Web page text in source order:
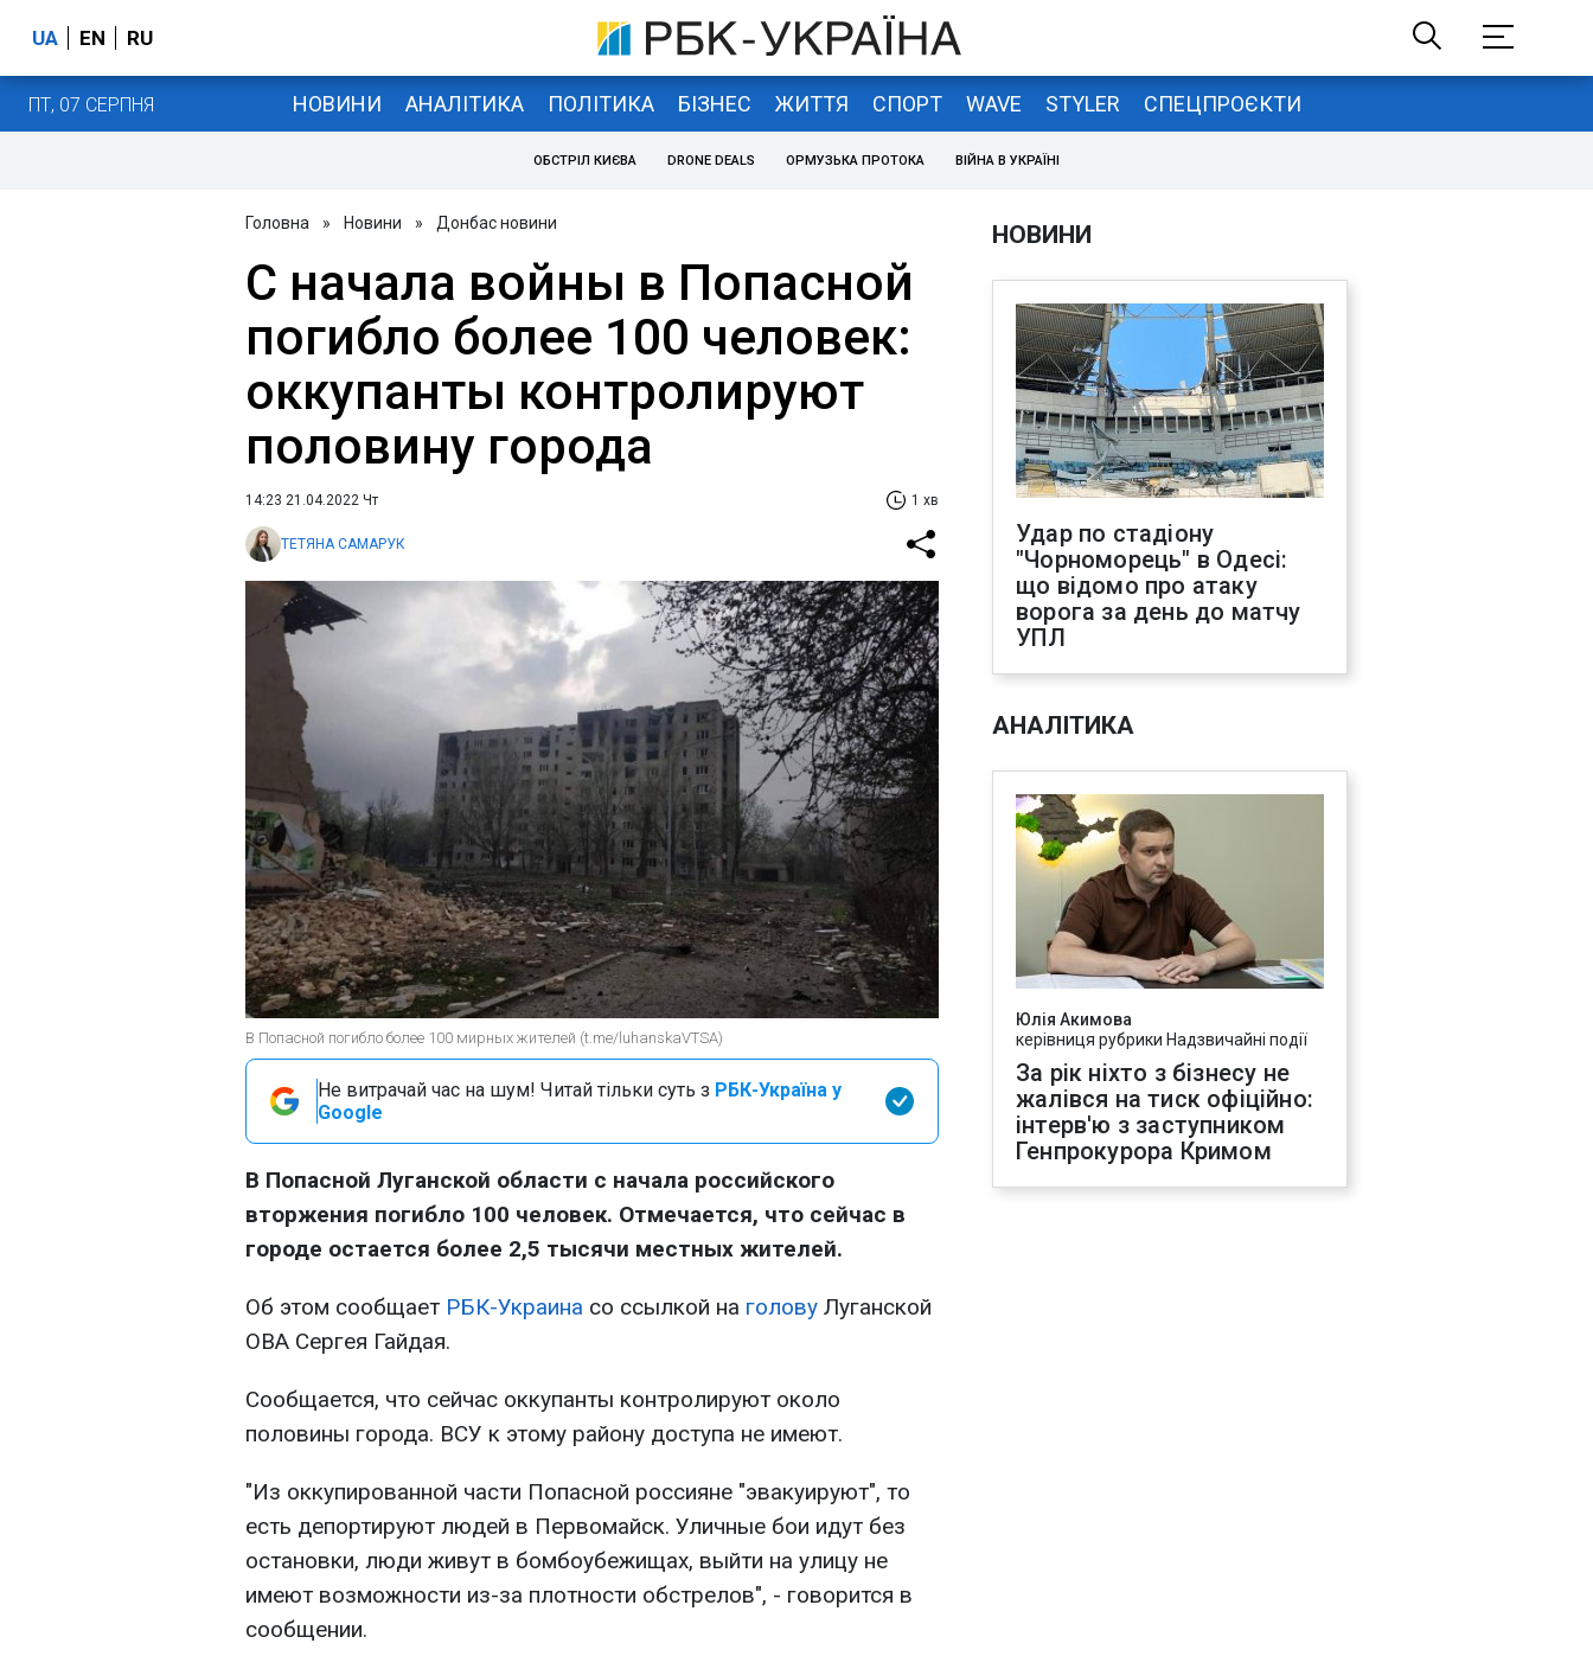
UA EN RU
ПТ, 07 СЕРПНЯ НОВИНИ АНАЛІТИКА ПОЛІТИКА БІЗНЕС ЖИТТЯ СПОРТ WAVE STYLER СПЕЦПРОЄКТИ
ОБСТРІЛ КИЄВА DRONE DEALS ОРМУЗЬКА ПРОТОКА ВІЙНА В УКРАЇНІ
Головна » Новини » Донбас новини
С начала войны в Попасной
погибло более 100 человек:
оккупанты контролируют
половину города
14:23 21.04.2022 Чт 1 хв
ТЕТЯНА САМАРУК
В Попасной погибло более 100 мирных жителей (t.me/luhanskaVTSA)
Не витрачай час на шум! Читай тільки суть з РБК-Україна у
Google
В Попасной Луганской области с начала российского
вторжения погибло 100 человек. Отмечается, что сейчас в
городе остается более 2,5 тысячи местных жителей.
Об этом сообщает РБК-Украина со ссылкой на голову Луганской
ОВА Сергея Гайдая.
Сообщается, что сейчас оккупанты контролируют около
половины города. ВСУ к этому району доступа не имеют.
"Из оккупированной части Попасной россияне "эвакуируют", то
есть депортируют людей в Первомайск. Уличные бои идут без
остановки, люди живут в бомбоубежищах, выйти на улицу не
имеют возможности из-за плотности обстрелов", - говорится в
сообщении.
НОВИНИ
Удар по стадіону
"Чорноморець" в Одесі:
що відомо про атаку
ворога за день до матчу
УПЛ
АНАЛІТИКА
Юлія Акимова
керівниця рубрики Надзвичайні події
За рік ніхто з бізнесу не
жалівся на тиск офіційно:
інтерв'ю з заступником
Генпрокурора Кримом